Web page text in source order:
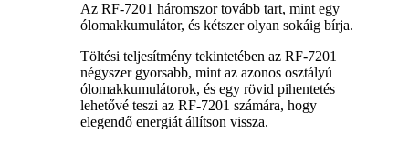
Az RF-7201 háromszor tovább tart, mint egy
ólomakkumulátor, és kétszer olyan sokáig bírja.
Töltési teljesítmény tekintetében az RF-7201
négyszer gyorsabb, mint az azonos osztályú
ólomakkumulátorok, és egy rövid pihentetés
lehetővé teszi az RF-7201 számára, hogy
elegendő energiát állítson vissza.